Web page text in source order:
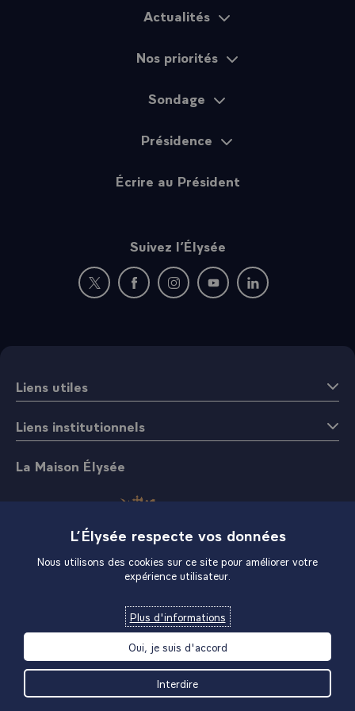
Actualités
Nos priorités
Sondage
Présidence
Écrire au Président
Suivez l’Élysée
Nouvelle fenêtre : rejoignez-nous sur Twitter
Nouvelle fenêtre : rejoignez-nous sur
Nouvelle fenêtre : rejoignez-nous
Nouvelle fenêtre :
Nouvelle fenêtre :
Liens utiles
Liens institutionnels
La Maison Élysée
L’Élysée respecte vos données
Nous utilisons des cookies sur ce site pour améliorer votre
expérience utilisateur.
Plus d'informations
Oui, je suis d'accord
Interdire